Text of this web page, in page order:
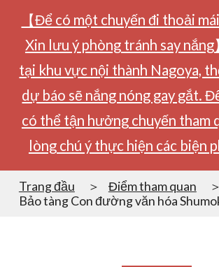
【Để có một chuyến đi thoải
Xin lưu ý phòng tránh say nắng
tại khu vực nội thành Nagoya,
dự báo sẽ nắng nóng gay gắt.
có thể tận hưởng chuyến tham
lòng chú ý thực hiện các biện
Trang đầu
Điểm tham quan
Bảo tàng Con đường văn hóa